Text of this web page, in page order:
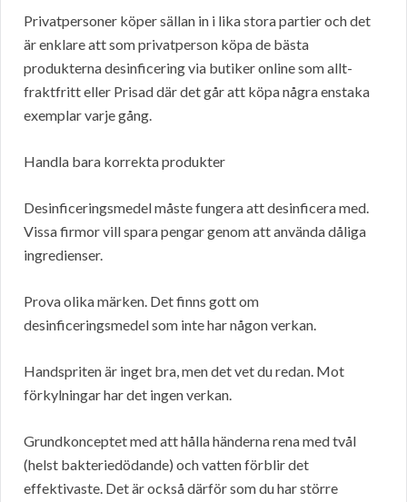
Privatpersoner köper sällan in i lika stora partier och det
är enklare att som privatperson köpa de bästa
produkterna desinficering via butiker online som allt-
fraktfritt eller Prisad där det går att köpa några enstaka
exemplar varje gång.
Handla bara korrekta produkter
Desinficeringsmedel måste fungera att desinficera med.
Vissa firmor vill spara pengar genom att använda dåliga
ingredienser.
Prova olika märken. Det finns gott om
desinficeringsmedel som inte har någon verkan.
Handspriten är inget bra, men det vet du redan. Mot
förkylningar har det ingen verkan.
Grundkonceptet med att hålla händerna rena med tvål
(helst bakteriedödande) och vatten förblir det
effektivaste. Det är också därför som du har större